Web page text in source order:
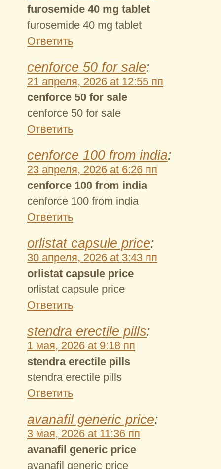
furosemide 40 mg tablet
furosemide 40 mg tablet
Ответить
cenforce 50 for sale:
21 апреля, 2026 at 12:55 пп
cenforce 50 for sale
cenforce 50 for sale
Ответить
cenforce 100 from india:
23 апреля, 2026 at 6:26 пп
cenforce 100 from india
cenforce 100 from india
Ответить
orlistat capsule price:
30 апреля, 2026 at 3:43 пп
orlistat capsule price
orlistat capsule price
Ответить
stendra erectile pills:
1 мая, 2026 at 9:18 пп
stendra erectile pills
stendra erectile pills
Ответить
avanafil generic price:
3 мая, 2026 at 11:36 пп
avanafil generic price
avanafil generic price